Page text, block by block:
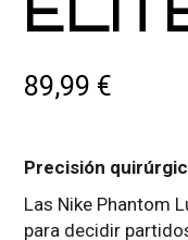
89,99 €
Precisión
Las Nike Phantom
para decidir